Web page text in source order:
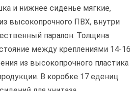
и нижнее сиденье мягкие,
высокопрочного ПВХ, внутри
паралон. Толщина
между креплениями 14-16
из высокопрочного пластика
В коробке 17 едениц